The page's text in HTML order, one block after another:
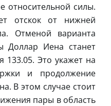
относительной силы.
отскок от нижней
Отменой варианта
Доллар Иена станет
133.05. Это укажет на
и продолжение
В этом случае стоит
пары в область